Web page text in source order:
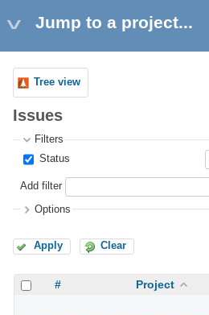
Jump to a project...
Tree view
Issues
Filters
Status
Add filter
Options
Apply Clear
# Project